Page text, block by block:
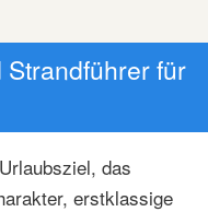
für
das
erstklassige